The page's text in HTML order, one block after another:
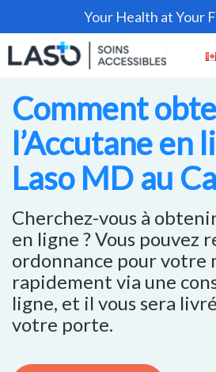
Your Health at Your
Comment
l’Accutane en
Laso MD au
Cherchez-vous à
en ligne ? Vous pouvez
ordonnance pour votre
rapidement via une
ligne, et il vous sera
votre porte.